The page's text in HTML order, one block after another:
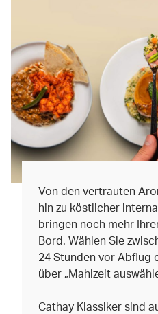
Von den vertrauten
hin zu köstlicher
bringen noch mehr
Bord. Wählen Sie
24 Stunden vor Abflug
über „Mahlzeit
Cathay Klassiker sind